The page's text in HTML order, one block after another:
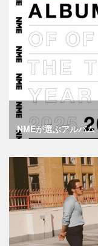
NMEが選ぶアルバ